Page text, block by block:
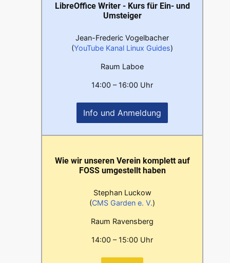
LibreOffice Writer - Kurs für Ein- und
Umsteiger
Jean-Frederic Vogelbacher
(YouTube Kanal Linux Guides)
Raum Laboe
14:00 – 16:00 Uhr
Info und Anmeldung
Wie wir unseren Verein komplett auf
FOSS umgestellt haben
Stephan Luckow
(CMS Garden e. V.)
Raum Ravensberg
14:00 – 15:00 Uhr